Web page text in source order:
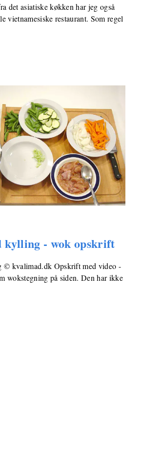
det asiatiske køkken har jeg også
vietnamesiske restaurant. Som regel
kylling - wok opskrift
© kvalimad.dk Opskrift med video -
wokstegning på siden. Den har ikke